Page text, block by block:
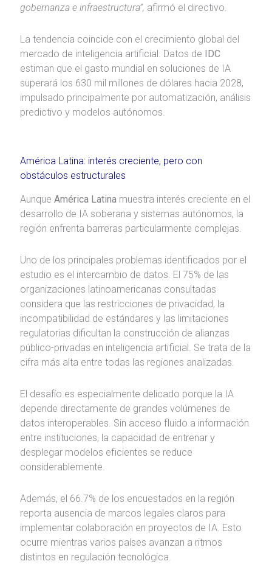
gobernanza e infraestructura”, afirmó el directivo.
La tendencia coincide con el crecimiento global del
mercado de inteligencia artificial. Datos de
IDC
estiman que el gasto mundial en soluciones de IA
superará los 630 mil millones de dólares hacia 2028,
impulsado principalmente por automatización, análisis
predictivo y modelos autónomos.
América Latina: interés creciente, pero con
obstáculos estructurales
Aunque América Latinamuestra interés creciente en el
desarrollo de IA soberana y sistemas autónomos, la
región enfrenta barreras particularmente complejas.
Uno de los principales problemas identificados por el
estudio es el intercambio de datos. El 75% de las
organizaciones latinoamericanas consultadas
considera que las restricciones de privacidad, la
incompatibilidad de estándares y las limitaciones
regulatorias dificultan la construcción de alianzas
público-privadas en inteligencia artificial. Se trata de la
cifra más alta entre todas las regiones analizadas.
El desafío es especialmente delicado porque la IA
depende directamente de grandes volúmenes de
datos interoperables. Sin acceso fluido a información
entre instituciones, la capacidad de entrenar y
desplegar modelos eficientes se reduce
considerablemente.
Además, el 66.7% de los encuestados en la región
reporta ausencia de marcos legales claros para
implementar colaboración en proyectos de IA. Esto
ocurre mientras varios países avanzan a ritmos
distintos en regulación tecnológica.